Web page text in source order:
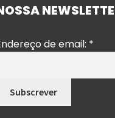
de email: *